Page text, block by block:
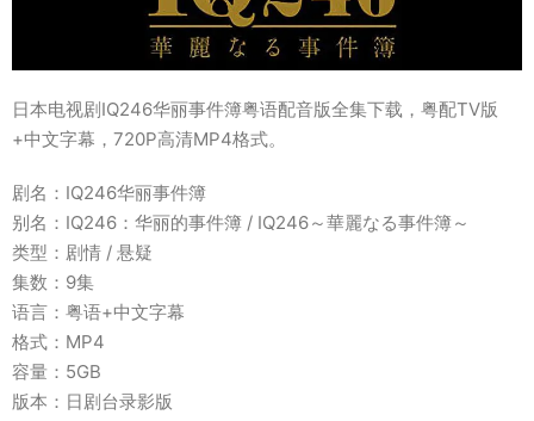
日本电视剧IQ246华丽事件簿粤语配音版全集下载，粤配TV版
+中文字幕，720P高清MP4格式。
剧名：IQ246华丽事件簿
别名：IQ246：华丽的事件簿 / IQ246～華麗なる事件簿～
类型：剧情 / 悬疑
集数：9集
语言：粤语+中文字幕
格式：MP4
容量：5GB
版本：日剧台录影版